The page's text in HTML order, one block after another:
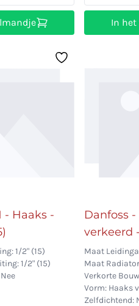
In
- Haaks -
1/2" (15)
1/2" (15)
Danfoss
verkeerd -
Maat
Maat
Verkorte
Vorm: Haaks
Zelfdichtend: